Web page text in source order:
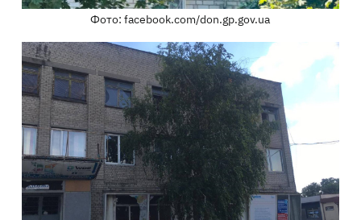
Фото: facebook.com/don.gp.gov.ua